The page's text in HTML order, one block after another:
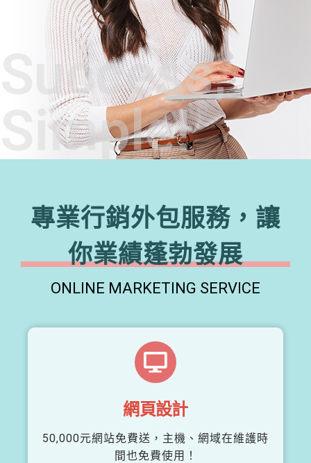
Success,
Simple!
專業行銷外包服務，讓
你業績蓬勃發展
ONLINE MARKETING SERVICE
網頁設計
50,000元網站免費送，主機、網域在維護時
間也免費使用！